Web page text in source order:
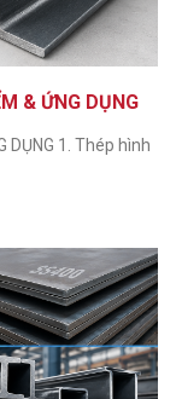
& ỨNG DỤNG
DỤNG 1. Thép hình